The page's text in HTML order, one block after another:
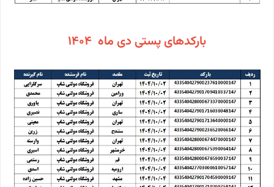
بارکدهای پستی دی ماه 1404